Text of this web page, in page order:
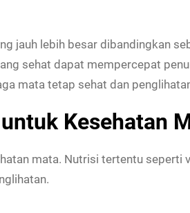
jauh lebih besar dibandingkan
sehat dapat mempercepat
mata tetap sehat dan
Kesehatan
mata. Nutrisi tertentu seperti